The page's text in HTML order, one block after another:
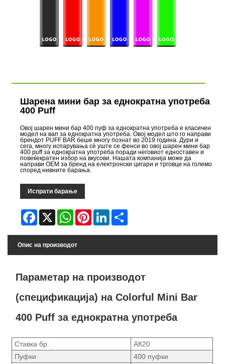
Шарена мини бар за еднократна употреба
400 Puff
Овој шарен мини бар 400 пуф за еднократна употреба е класичен
модел на вап за еднократна употреба. Овој модел што го направи
брендот PUFF BAR беше многу познат во 2019 година. Дури и
сега, многу испарувања сè уште се фенси во овој шарен мини бар
400 puff за еднократна употреба поради неговиот едноставен и
повеќекратен избор на вкусови. Нашата компанија може да
направи OEM за бренд на електронски цигари и трговци на големо
според нивните барања.
Испрати барање
Facebook WhatsAppPinterestLinkedIn
Опис на производот
Параметар на производот
(спецификација) на Colorful Mini Bar
400 Puff за еднократна употреба
Ставка бр.
АК20
Пуфки
400 пуфки